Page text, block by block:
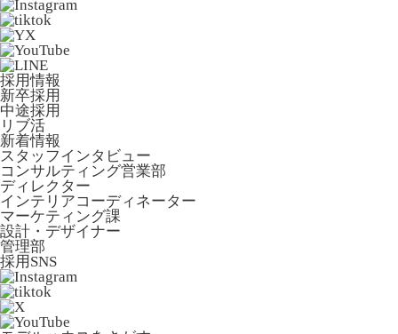
採用情報
新卒採用
中途採用
リブ活
新着情報
スタッフインタビュー
コンサルティング営業部
ディレクター
インテリアコーディネーター
マーケティング課
設計・デザイナー
管理部
採用SNS